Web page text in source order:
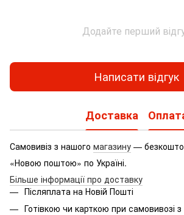
Додайте перший
Написати відгук
Доставка
Самовивіз з нашого магазину —
«Новою поштою» по Україні.
Більше інформації про доставку
Післяплата на Новій Пошті
Готівкою чи карткою при самовивозі